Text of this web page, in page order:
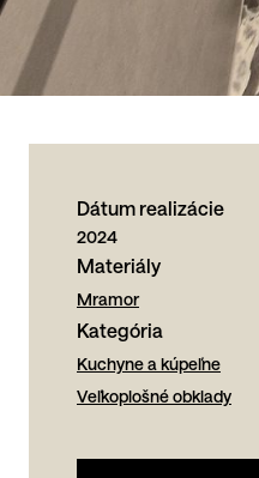
Dátum realizácie
2024
Materiály
Mramor
Kategória
Kuchyne a kúpeľne
Veľkoplošné obklady